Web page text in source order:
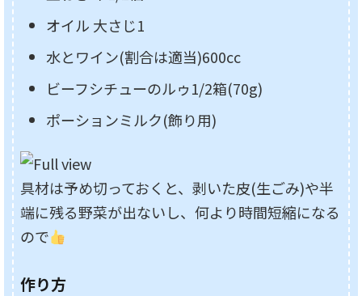
オイル 大さじ1
水とワイン(割合は適当)600cc
ビーフシチューのルゥ1/2箱(70g)
ポーションミルク(飾り用)
具材は予め切っておくと、剥いた皮(生ごみ)や半
端に残る野菜が出ないし、何より時間短縮になる
ので
作り方